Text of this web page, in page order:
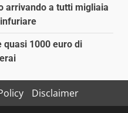
arrivando a tutti migliaia
1000 euro di
Disclaimer